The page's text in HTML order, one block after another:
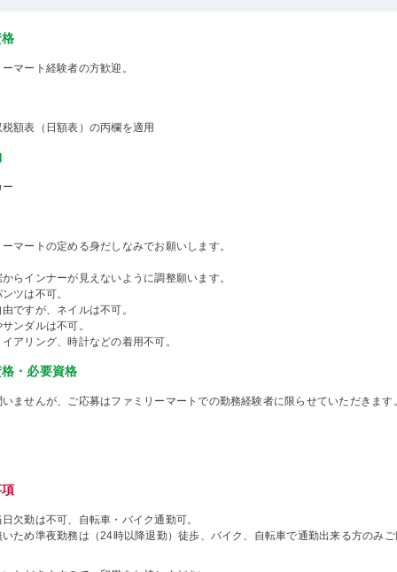
マート経験者の方歓迎。
額表（日額表）の丙欄を適用
マートの定める身だしなみでお願いします。
らインナーが見えないように調整願います。
ツは不可。
ですが、ネイルは不可。
ンダルは不可。
アリング、時計などの着用不可。
・必要資格
ませんが、ご応募はファミリーマートでの勤務経験者に限らせていただきます
欠勤は不可、自転車・バイク通勤可。
いため準夜勤務は（24時以降退勤）徒歩、バイク、自転車で通勤出来る方のみ